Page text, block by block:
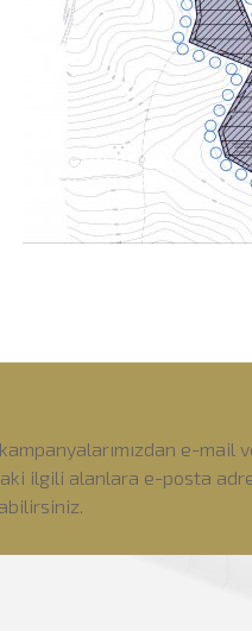
e-mail
ilgili alanlara e-posta